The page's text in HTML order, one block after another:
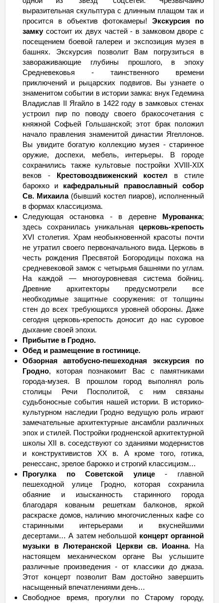
выразительная скульптура с длинным плащом так и
просится в объектив фотокамеры! Экскурсия по
замкусостоит их двух частей - в замковом дворе с
посещением боевой галереи и экспозиция музея в
башнях. Экскурсия позволит Вам погрузиться в
завораживающие глубины прошлого, в эпоху
Средневековья - таинственного времени
приключений и рыцарских подвигов. Вы узнаете о
знаменитом событии в истории замка: внук Гедемина
Владислав II Ягайло в 1422 году в замковых стенах
устроил пир по поводу своего бракосочетания с
княжной Софьей Гольшанской; этот брак положил
начало правления знаменитой династии Ягеллонов.
Вы увидите богатую коллекцию музея - старинное
оружие, доспехи, мебель, интерьеры. В городе
сохранились также культовые постройки ХVIII-XIX
веков - Крестовоздвиженский костел в стиле
барокко и кафедральный православный собор
Св. Михаила(бывший костел пиаров), исполненный
в формах классицизма.
Следующая остановка - в деревне Мурованка;
здесь сохранилась уникальная церковь-крепость
ХVI столетия. Храм необыкновенной красоты почти
не утратил своего первоначального вида. Церковь в
честь рождения Пресвятой Богородицы похожа на
средневековой замок с четырьмя башнями по углам.
На каждой — многоуровневая система бойниц.
Древние архитекторы предусмотрели все
необходимые защитные сооружения: от толщины
стен до всех требующихся уровней обороны. Даже
сегодня церковь-крепость доносит до нас суровое
дыхание своей эпохи.
Прибытие в Гродно.
Обед и размещение в гостинице.
Обзорная автобусно-пешеходная экскурсия по
Гродно, которая познакомит Вас с памятниками
города-музея. В прошлом город выполнял роль
столицы Речи Посполитой, с ним связаны
судьбоносные события нашей истории. В историко-
культурном наследии Гродно ведущую роль играют
замечательные архитектурные ансамбли различных
эпох и стилей. Постройки гродненской архитектурной
школы XII в. соседствуют со зданиями модернистов
и конструктивистов XX в. А кроме того, готика,
ренессанс, зрелое барокко и строгий классицизм…
Прогулка по Советской улице- главной
пешеходной улице Гродно, которая сохранила
обаяние и изысканность старинного города
благодаря кованым решеткам балконов, яркой
раскраске домов, наличию многочисленных кафе со
старинными интерьерами и вкуснейшими
десертами… А затем небольшой концерт органной
музыки в Лютеранской Церкви св. Иоанна. На
настоящем механическом органе Вы услышите
различные произведения - от классики до джаза.
Этот концерт позволит Вам достойно завершить
насыщенный впечатлениями день…
Свободное время, прогулки по Старому городу,